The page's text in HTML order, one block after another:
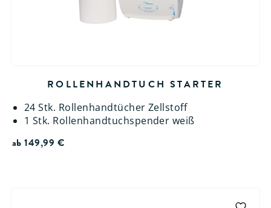
ROLLENHANDTUCH STARTER
24 Stk. Rollenhandtücher Zellstoff
1 Stk. Rollenhandtuchspender weiß
ab149,99 €